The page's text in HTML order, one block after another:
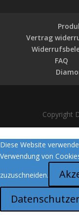
Vertrag
FAQ
Copyright
Diese Website
Verwendung von
zuzuschneiden.